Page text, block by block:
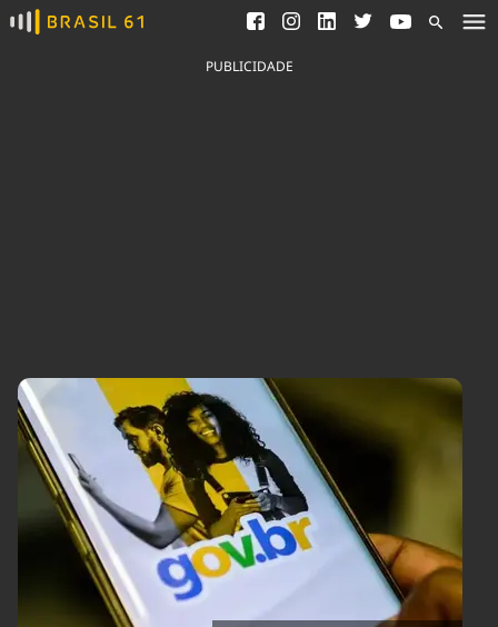
Ver todas as notícias
Saneamento
Indicadores
Agronegócios
Brasil
Brasil Mineral
Ciência &
Tecnologia
Cinema
Comportamento
Cultura
Economia
Educação
Infraestrutura
Internacional
Podcast
Política
Saúde
Tempo
PUBLICIDADE